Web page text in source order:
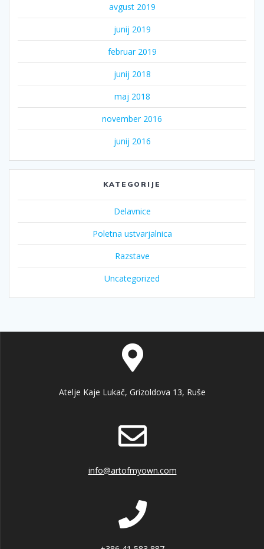
avgust 2019
junij 2019
februar 2019
junij 2018
maj 2018
november 2016
junij 2016
KATEGORIJE
Delavnice
Poletna ustvarjalnica
Razstave
Uncategorized
Atelje Kaje Lukač, Grizoldova 13, Ruše
info@artofmyown.com